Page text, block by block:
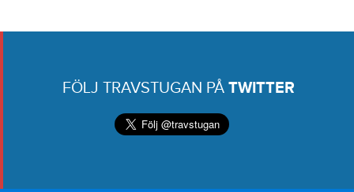
FÖLJ TRAVSTUGAN PÅTWITTER